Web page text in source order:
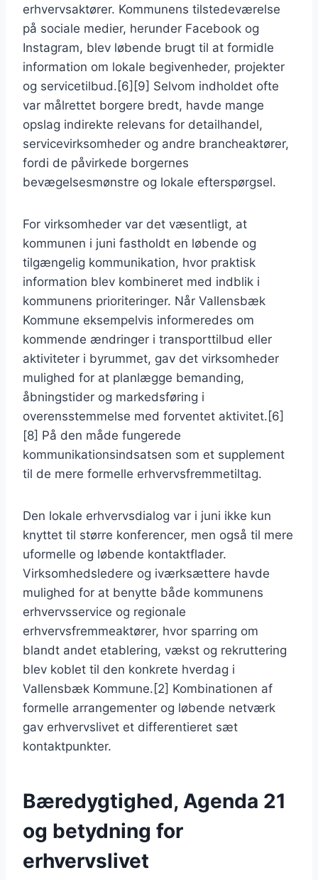
erhvervsaktører. Kommunens tilstedeværelse
på sociale medier, herunder Facebook og
Instagram, blev løbende brugt til at formidle
information om lokale begivenheder, projekter
og servicetilbud.[6][9] Selvom indholdet ofte
var målrettet borgere bredt, havde mange
opslag indirekte relevans for detailhandel,
servicevirksomheder og andre brancheaktører,
fordi de påvirkede borgernes
bevægelsesmønstre og lokale efterspørgsel.
For virksomheder var det væsentligt, at
kommunen i juni fastholdt en løbende og
tilgængelig kommunikation, hvor praktisk
information blev kombineret med indblik i
kommunens prioriteringer. Når Vallensbæk
Kommune eksempelvis informeredes om
kommende ændringer i transporttilbud eller
aktiviteter i byrummet, gav det virksomheder
mulighed for at planlægge bemanding,
åbningstider og markedsføring i
overensstemmelse med forventet aktivitet.[6]
[8] På den måde fungerede
kommunikationsindsatsen som et supplement
til de mere formelle erhvervsfremmetiltag.
Den lokale erhvervsdialog var i juni ikke kun
knyttet til større konferencer, men også til mere
uformelle og løbende kontaktflader.
Virksomhedsledere og iværksættere havde
mulighed for at benytte både kommunens
erhvervsservice og regionale
erhvervsfremmeaktører, hvor sparring om
blandt andet etablering, vækst og rekruttering
blev koblet til den konkrete hverdag i
Vallensbæk Kommune.[2] Kombinationen af
formelle arrangementer og løbende netværk
gav erhvervslivet et differentieret sæt
kontaktpunkter.
Bæredygtighed, Agenda 21
og betydning for
erhvervslivet